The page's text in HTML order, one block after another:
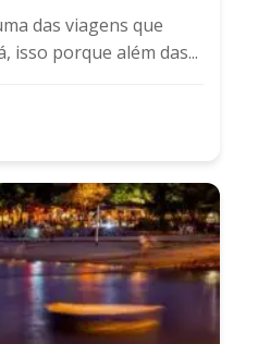
das viagens que
isso porque além das...